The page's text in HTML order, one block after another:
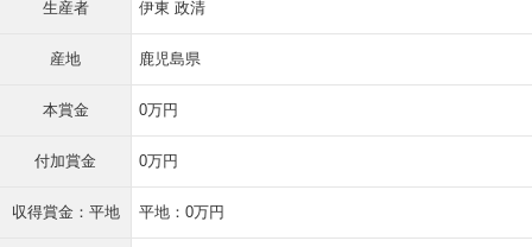
生産者 伊東 政清
産地 鹿児島県
本賞金 0万円
付加賞金 0万円
収得賞金：平地 平地：0万円